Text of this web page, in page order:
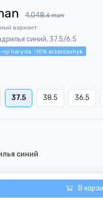
4,048.4 man
вариант
синий, 37.5/6.5
haryda -10% arzanlashyk
37.5 38.5 36.5
синий
В